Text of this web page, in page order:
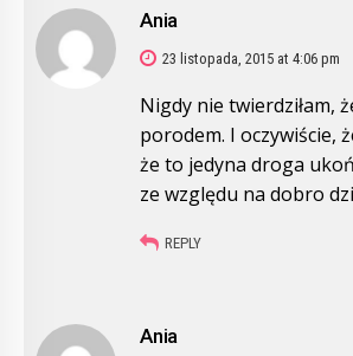
Ania
23 listopada, 2015 at 4:06 pm
Nigdy nie twierdziłam,
porodem. I oczywiście,
że to jedyna droga
ze względu na dobro
REPLY
Ania